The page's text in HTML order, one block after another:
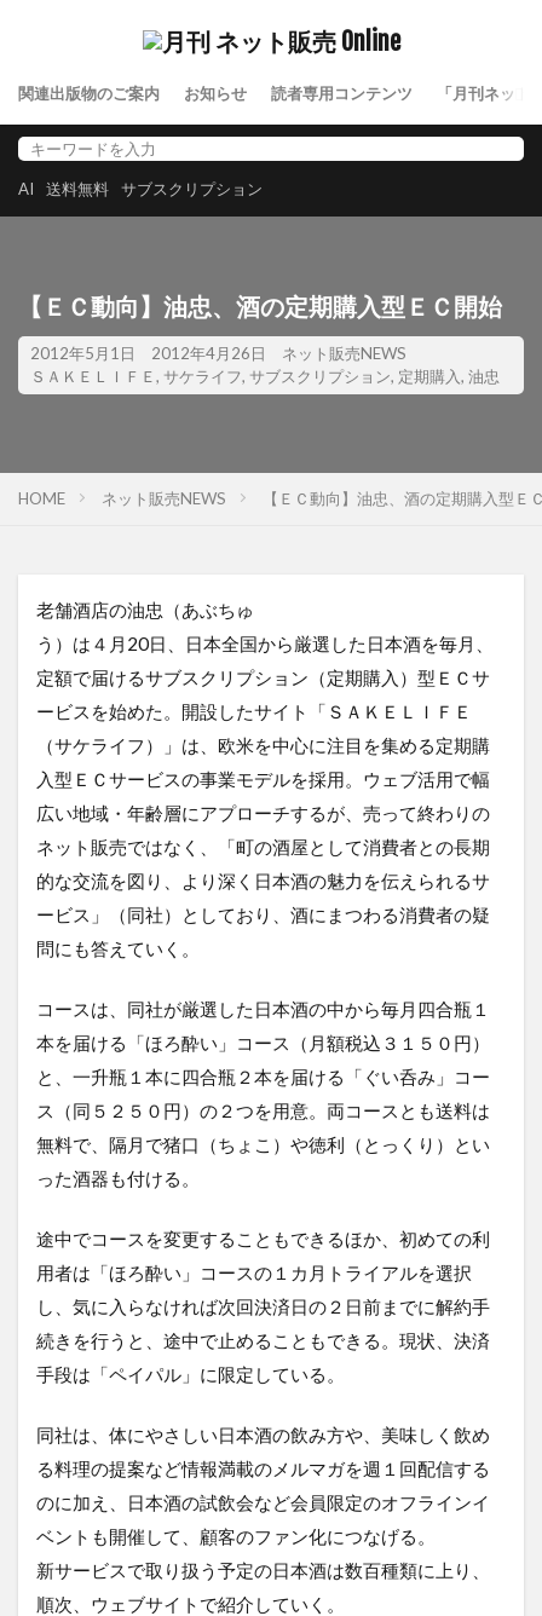
関連出版物のご案内 お知らせ 読者専用コンテンツ 「月刊ネット
AI 送料無料 サブスクリプション
【ＥＣ動向】油忠、酒の定期購入型ＥＣ開始
2012年5月1日 2012年4月26日
ネット販売NEWS
ＳＡＫＥＬＩＦＥ, サケライフ, サブスクリプション, 定期購入, 油忠
HOME ネット販売NEWS 【ＥＣ動向】油忠、酒の定期購入型Ｅ
老舗酒店の油忠（あぶちゅ
う）は４月20日、日本全国から厳選した日本酒を毎月、
定額で届けるサブスクリプション（定期購入）型ＥＣサ
ービスを始めた。開設したサイト「ＳＡＫＥＬＩＦＥ
（サケライフ）」は、欧米を中心に注目を集める定期購
入型ＥＣサービスの事業モデルを採用。ウェブ活用で幅
広い地域・年齢層にアプローチするが、売って終わりの
ネット販売ではなく、「町の酒屋として消費者との長期
的な交流を図り、より深く日本酒の魅力を伝えられるサ
ービス」（同社）としており、酒にまつわる消費者の疑
問にも答えていく。
コースは、同社が厳選した日本酒の中から毎月四合瓶１
本を届ける「ほろ酔い」コース（月額税込３１５０円）
と、一升瓶１本に四合瓶２本を届ける「ぐい呑み」コー
ス（同５２５０円）の２つを用意。両コースとも送料は
無料で、隔月で猪口（ちょこ）や徳利（とっくり）とい
った酒器も付ける。
途中でコースを変更することもできるほか、初めての利
用者は「ほろ酔い」コースの１カ月トライアルを選択
し、気に入らなければ次回決済日の２日前までに解約手
続きを行うと、途中で止めることもできる。現状、決済
手段は「ペイパル」に限定している。
同社は、体にやさしい日本酒の飲み方や、美味しく飲め
る料理の提案など情報満載のメルマガを週１回配信する
のに加え、日本酒の試飲会など会員限定のオフラインイ
ベントも開催して、顧客のファン化につなげる。
新サービスで取り扱う予定の日本酒は数百種類に上り、
順次、ウェブサイトで紹介していく。